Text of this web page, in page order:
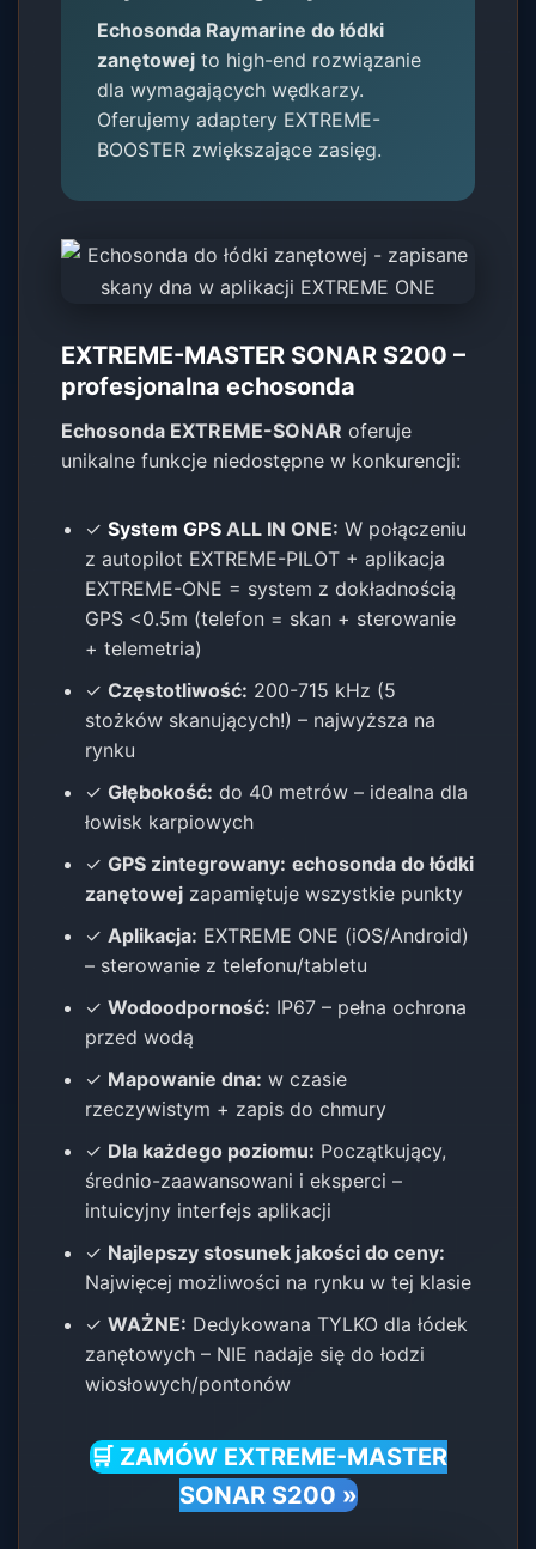
Echosonda Raymarine do łódki
zanętowej to high-end rozwiązanie
dla wymagających wędkarzy.
Oferujemy adaptery EXTREME-
BOOSTER zwiększające zasięg.
EXTREME-MASTER SONAR S200 –
profesjonalna echosonda
Echosonda EXTREME-SONAR oferuje
unikalne funkcje niedostępne w konkurencji:
✓System GPS ALL IN ONE: W połączeniu
z autopilot EXTREME-PILOT + aplikacja
EXTREME-ONE = system z dokładnością
GPS <0.5m (telefon = skan + sterowanie
+ telemetria)
✓Częstotliwość: 200-715 kHz (5
stożków skanujących!) – najwyższa na
rynku
✓Głębokość: do 40 metrów – idealna dla
łowisk karpiowych
✓GPS zintegrowany: echosonda do łódki
zanętowej zapamiętuje wszystkie punkty
✓ Aplikacja: EXTREME ONE (iOS/Android)
– sterowanie z telefonu/tabletu
✓Wodoodporność: IP67 – pełna ochrona
przed wodą
✓ Mapowanie dna: w czasie
rzeczywistym + zapis do chmury
✓ Dla każdego poziomu: Początkujący,
średnio-zaawansowani i eksperci –
intuicyjny interfejs aplikacji
✓ Najlepszy stosunek jakości do ceny:
Najwięcej możliwości na rynku w tej klasie
✓WAŻNE: Dedykowana TYLKO dla łódek
zanętowych – NIE nadaje się do łodzi
wiosłowych/pontonów
🛒 ZAMÓW EXTREME-MASTER
SONAR S200 »